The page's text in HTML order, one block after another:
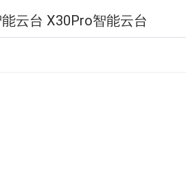
云台 X30Pro智能云台